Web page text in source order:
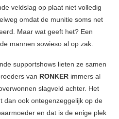
veldslag op plaat niet volledig
omdat de munitie soms net
Maar wat geeft het? Een
mannen sowieso al op zak.
supportshows lieten ze samen
van RONKER immers al
slagveld achter. Het
dan ook ontegenzeggelijk op de
en dat is de enige plek